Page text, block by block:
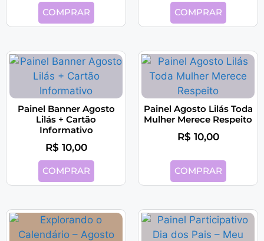
COMPRAR COMPRAR
Painel Banner Agosto
Lilás + Cartão
Informativo
R$ 10,00
COMPRAR
Painel Agosto Lilás Toda
Mulher Merece Respeito
R$ 10,00
COMPRAR